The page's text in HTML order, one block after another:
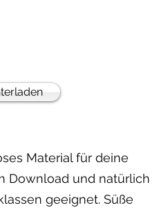
Material für deine
Download und natürlich
geeignet. Süße